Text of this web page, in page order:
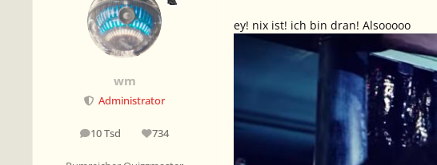
wm
Administrator
10 Tsd
Beiträge 734
Reputation
ey! nix ist! ich bin dran! Alsooooo